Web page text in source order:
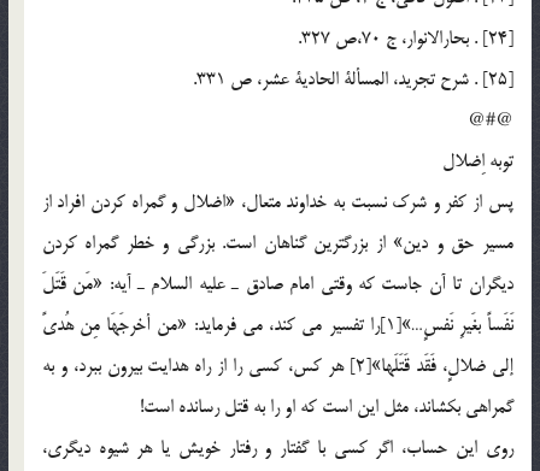
[24] . بحارالانوار، ج 70،‌ص 327.
[25] . شرح تجريد، المسألة الحادية عشر، ص 331.
@#@
توبه اِضلال
پس از كفر و شرك نسبت به خداوند متعال، «اضلال و گمراه كردن افراد از
مسير حق و دين» از بزرگترين گناهان است. بزرگي و خطر گمراه كردن
ديگران تا آن جاست كه وقتي امام صادق ـ عليه السلام ـ آيه: «مَن قَتَلَ
نَفَساً بغَيرِ نَفسٍ…»[1]را تفسير مي كند، مي فرمايد: «من أخرجَهَا مِن هُديً
إلي ضلالٍ، فَقَد قَتَلَها»[2] هر كس، كسي را از راه هدايت بيرون ببرد، و به
گمراهي بكشاند، مثل اين است كه او را به قتل رسانده است!
روي اين حساب، اگر كسي با گفتار و رفتار خويش يا هر شيوه ديگري،